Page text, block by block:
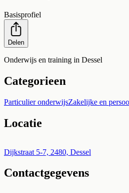
Basisprofiel
Delen
Onderwijs en training in Dessel
Categorieen
Particulier onderwijsZakelijke en
Locatie
+
−
Dijkstraat 5-7, 2480, Dessel
Contactgegevens